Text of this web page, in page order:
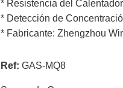
* Resistencia del
* Detección de
* Fabricante: Zhengzhou
Ref: GAS-MQ8